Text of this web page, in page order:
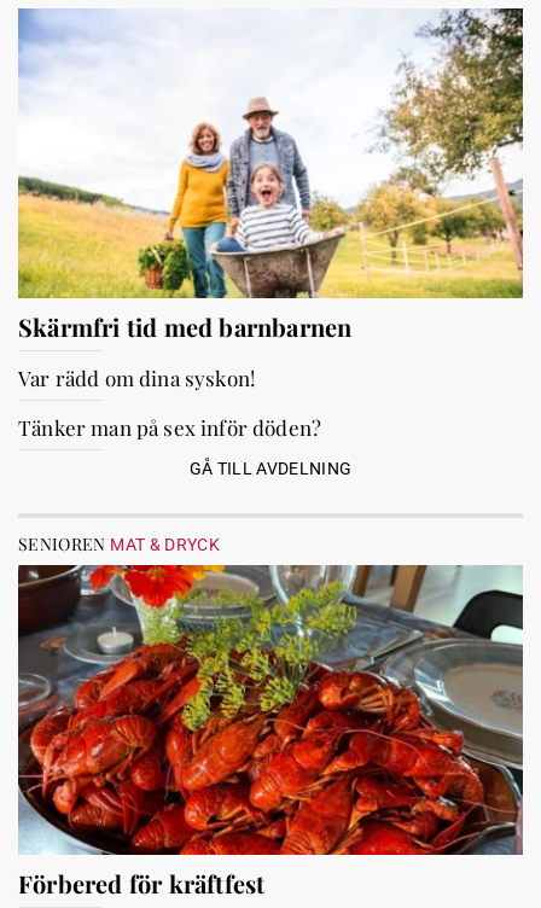
Skärmfri tid med barnbarnen
Var rädd om dina syskon!
Tänker man på sex inför döden?
GÅ TILL AVDELNING
SENIOREN MAT & DRYCK
Förbered för kräftfest